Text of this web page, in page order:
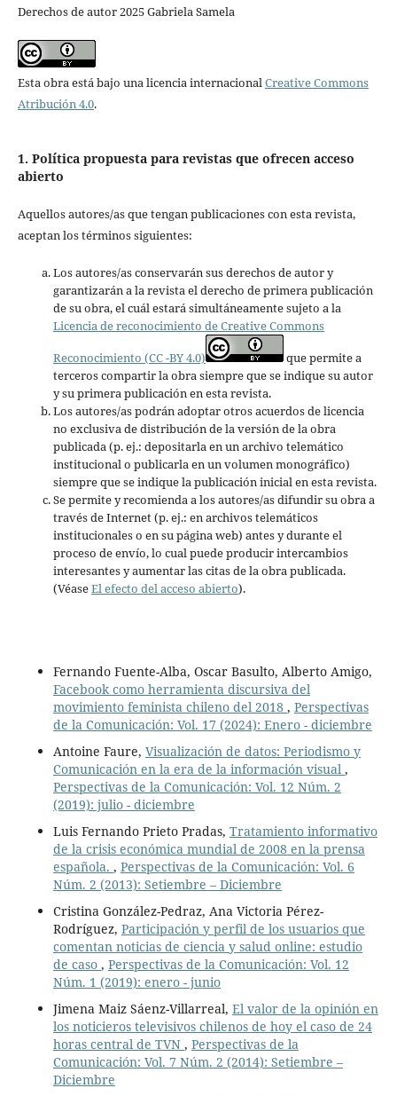
Derechos de autor 2025 Gabriela Samela
Esta obra está bajo una licencia internacionalCreative Commons
Atribución 4.0.
1. Política propuesta para revistas que ofrecen acceso
abierto
Aquellos autores/as que tengan publicaciones con esta revista,
aceptan los términos siguientes:
Los autores/as conservarán sus derechos de autor y
garantizarán a la revista el derecho de primera publicación
de su obra, el cuál estará simultáneamente sujeto a la
Licencia de reconocimiento de Creative Commons
Reconocimiento (CC -BY 4.0)
que permite a
terceros compartir la obra siempre que se indique su autor
y su primera publicación en esta revista.
Los autores/as podrán adoptar otros acuerdos de licencia
no exclusiva de distribución de la versión de la obra
publicada (p. ej.: depositarla en un archivo telemático
institucional o publicarla en un volumen monográfico)
siempre que se indique la publicación inicial en esta revista.
Se permite y recomienda a los autores/as difundir su obra a
través de Internet (p. ej.: en archivos telemáticos
institucionales o en su página web) antes y durante el
proceso de envío, lo cual puede producir intercambios
interesantes y aumentar las citas de la obra publicada.
(VéaseEl efecto del acceso abierto).
Fernando Fuente-Alba, Oscar Basulto, Alberto Amigo,
Facebook como herramienta discursiva del
movimiento feminista chileno del 2018 , Perspectivas
de la Comunicación: Vol. 17 (2024): Enero - diciembre
Antoine Faure, Visualización de datos: Periodismo y
Comunicación en la era de la información visual ,
Perspectivas de la Comunicación: Vol. 12 Núm. 2
(2019): julio - diciembre
Luis Fernando Prieto Pradas, Tratamiento informativo
de la crisis económica mundial de 2008 en la prensa
española. , Perspectivas de la Comunicación: Vol. 6
Núm. 2 (2013): Setiembre – Diciembre
Cristina González-Pedraz, Ana Victoria Pérez-
Rodríguez, Participación y perfil de los usuarios que
comentan noticias de ciencia y salud online: estudio
de caso , Perspectivas de la Comunicación: Vol. 12
Núm. 1 (2019): enero - junio
Jimena Maiz Sáenz-Villarreal, El valor de la opinión en
los noticieros televisivos chilenos de hoy el caso de 24
horas central de TVN , Perspectivas de la
Comunicación: Vol. 7 Núm. 2 (2014): Setiembre –
Diciembre